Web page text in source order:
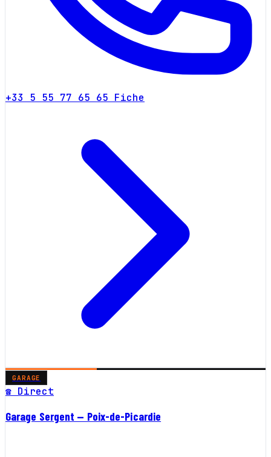
+33 5 55 77 65 65 Fiche
GARAGE
☎ Direct
Garage Sergent — Poix-de-Picardie